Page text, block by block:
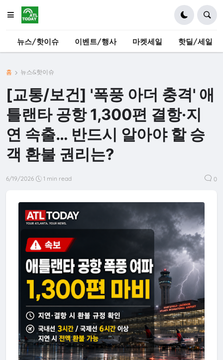
뉴스/핫이슈 이벤트/행사 마켓세일 핫딜/세일
홈 뉴스&핫이슈
[교통/보건] '폭풍 아더 충격' 애
틀랜타 공항 1,300편 결항·지
연 속출… 반드시 알아야 할 승
객 환불 권리는?
6/19/2026 1 min read 0